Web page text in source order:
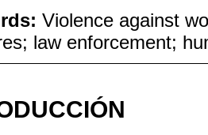
Violence against
law enforcement;